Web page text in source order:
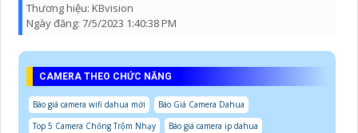
Thương hiệu: KBvision
Ngày đăng: 7/5/2023 1:40:38 PM
CAMERA THEO CHỨC NĂNG
Báo giá camera wifi dahua mới
Báo Giá Camera Dahua
Top 5 Camera Chống Trộm Nhạy
Báo giá camera ip dahua